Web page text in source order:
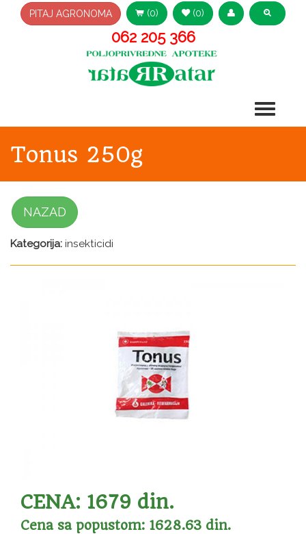
PITAJ AGRONOMA (0) (0)
062 205 366
Tonus 250g
NAZAD
Kategorija: insekticidi
CENA: 1679 din.
Cena sa popustom: 1628.63 din.